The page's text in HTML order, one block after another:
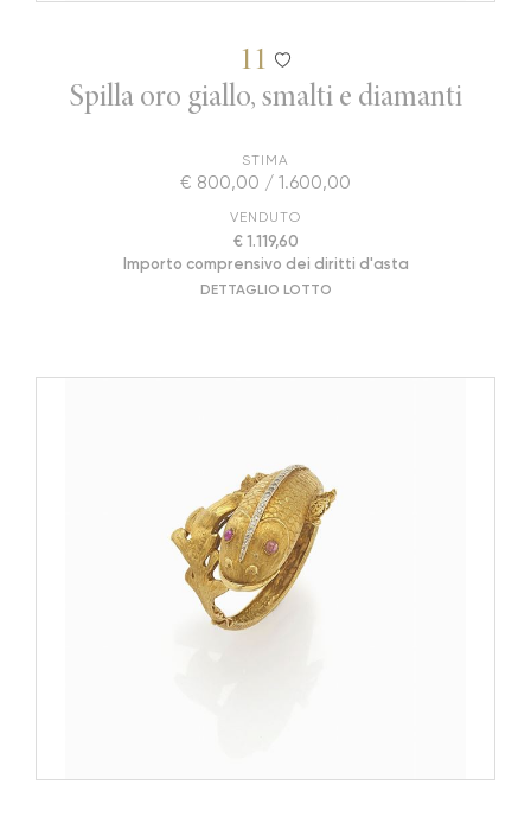
11
Spilla oro giallo, smalti e diamanti
STIMA
€ 800,00 / 1.600,00
VENDUTO
€ 1.119,60
Importo comprensivo dei diritti d'asta
DETTAGLIO LOTTO